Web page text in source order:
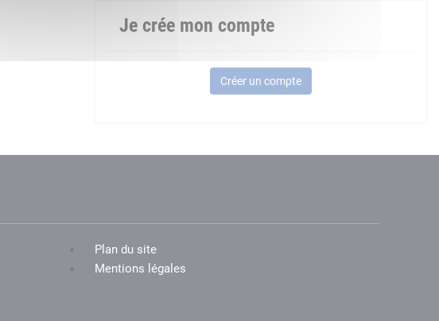
Je crée mon compte
Créer un compte
Plan du site
Mentions légales